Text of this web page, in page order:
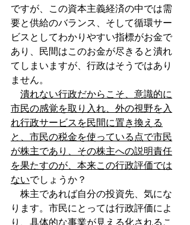
ですが、この資本主義経済の中では需
要と供給のバランス、そして循環サー
ビスとしてわかりやすい指標がお金で
あり、民間はこのお金が尽きると潰れ
てしまいますが、行政はそうではあり
ません。
潰れない行政だからこそ、意識的に
市民の感覚を取り入れ、外の視野を入
れ行政サービスを民間に置き換える
と、市民の税金を使っている点で市民
が株主であり、その株主への説明責任
を果たすのが、本来この行政評価では
ないでしょうか？
株主であれば自分の投資先、気にな
ります。市民にとっては行政評価によ
り、具体的な事業が見える化されるこ